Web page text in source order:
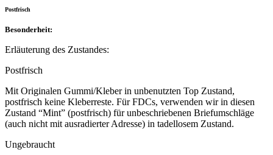
Postfrisch
Besonderheit:
Erläuterung des Zustandes:
Postfrisch
Mit Originalen Gummi/Kleber in unbenutzten Top Zustand,
postfrisch keine Kleberreste. Für FDCs, verwenden wir in diesen
Zustand “Mint” (postfrisch) für unbeschriebenen Briefumschläge
(auch nicht mit ausradierter Adresse) in tadellosem Zustand.
Ungebraucht